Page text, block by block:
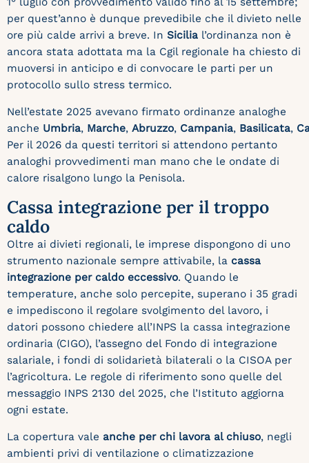
per quest’anno è dunque prevedibile che il divieto nelle
ore più calde arrivi a breve. In Sicilia l’ordinanza non è
ancora stata adottata ma la Cgil regionale ha chiesto di
muoversi in anticipo e di convocare le parti per un
protocollo sullo stress termico.
Nell’estate 2025 avevano firmato ordinanze analoghe
anche Umbria, Marche, Abruzzo, Campania, Basilicata,
Per il 2026 da questi territori si attendono pertanto
analoghi provvedimenti man mano che le ondate di
calore risalgono lungo la Penisola.
Cassa integrazione per il troppo
caldo
Oltre ai divieti regionali, le imprese dispongono di uno
strumento nazionale sempre attivabile, la cassa
integrazione per caldo eccessivo. Quando le
temperature, anche solo percepite, superano i 35 gradi
e impediscono il regolare svolgimento del lavoro, i
datori possono chiedere all’INPS la cassa integrazione
ordinaria (CIGO), l’assegno del Fondo di integrazione
salariale, i fondi di solidarietà bilaterali o la CISOA per
l’agricoltura. Le regole di riferimento sono quelle del
messaggio INPS 2130 del 2025, che l’Istituto aggiorna
ogni estate.
La copertura vale anche per chi lavora al chiuso, negli
ambienti privi di ventilazione o climatizzazione